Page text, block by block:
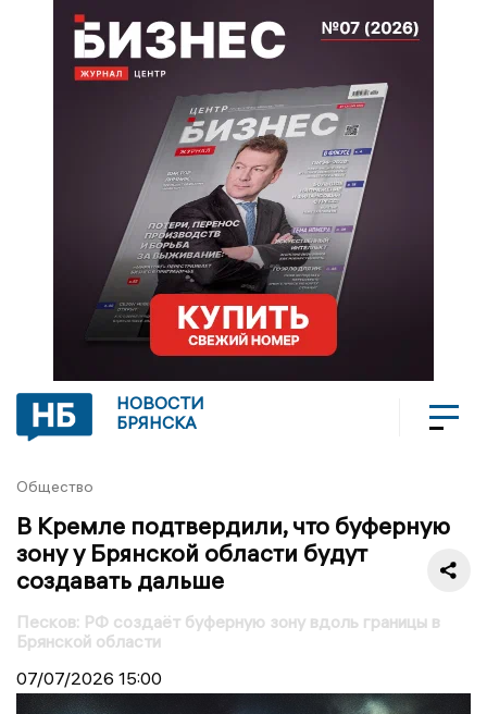
НОВОСТИ
БРЯНСКА
Общество
В Кремле подтвердили, что буферную
зону у Брянской области будут
создавать дальше
Песков: РФ создаёт буферную зону вдоль границы в
Брянской области
07/07/2026 15:00